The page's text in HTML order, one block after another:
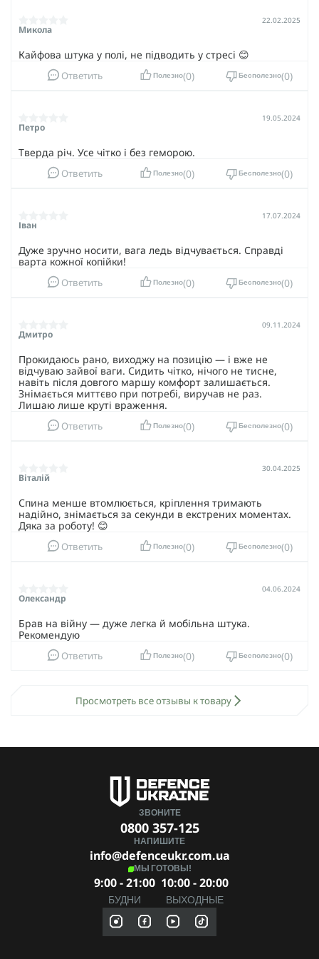
Микола
22.02.2025
Кайфова штука у полі, не підводить у стресі 😊
Ответить Полезно 0 Бесполезно 0
Петро
19.05.2024
Тверда річ. Усе чітко і без геморою.
Ответить Полезно 0 Бесполезно 0
Іван
17.07.2024
Дуже зручно носити, вага ледь відчувається. Справді
варта кожної копійки!
Ответить Полезно 0 Бесполезно 0
Дмитро
09.11.2024
Прокидаюсь рано, виходжу на позицію — і вже не
відчуваю зайвої ваги. Сидить чітко, нічого не тисне,
навіть після довгого маршу комфорт залишається.
Знімається миттєво при потребі, виручав не раз.
Лишаю лише круті враження.
Ответить Полезно 0 Бесполезно 0
Віталій
30.04.2025
Спина менше втомлюється, кріплення тримають
надійно, знімається за секунди в екстрених моментах.
Дяка за роботу! 😊
Ответить Полезно 0 Бесполезно 0
Олександр
04.06.2024
Брав на війну — дуже легка й мобільна штука.
Рекомендую
Ответить Полезно 0 Бесполезно 0
Просмотреть все отзывы к товару
ЗВОНИТЕ
0800 357-125
НАПИШИТЕ
info@defenceukr.com.ua
МЫ ГОТОВЫ!
9:00 - 21:00
БУДНИ
10:00 - 20:00
ВЫХОДНЫЕ